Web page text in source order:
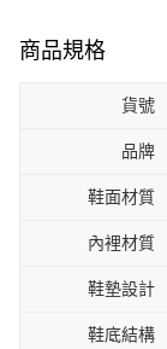
商品規格
貨號
品牌
鞋面材質
內裡材質
鞋墊設計
鞋底結構